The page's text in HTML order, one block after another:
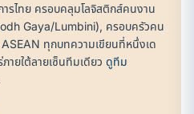
รไทย ครอบคลุมโลจิสติกส์คนงาน
Gaya/Lumbini), ครอบครัวคน
ASEAN ทุกบทความเขียนที่หนึ่งเด
ยใต้ลายเซ็นทีมเดียว ดูทีม